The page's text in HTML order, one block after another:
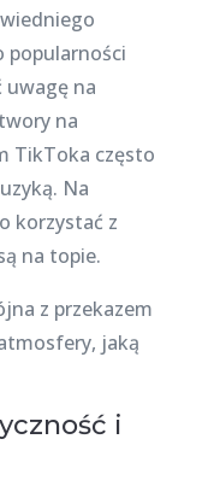
popularności
na
na
TikToka często
Na
korzystać z
na topie.
z przekazem
jaką
i